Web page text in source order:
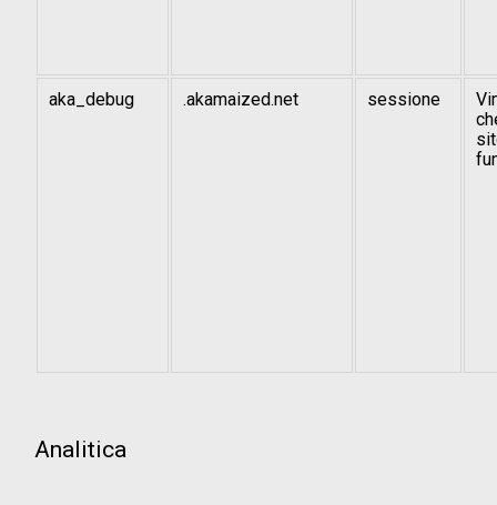
aka_debug .akamaized.net sessione
Analitica